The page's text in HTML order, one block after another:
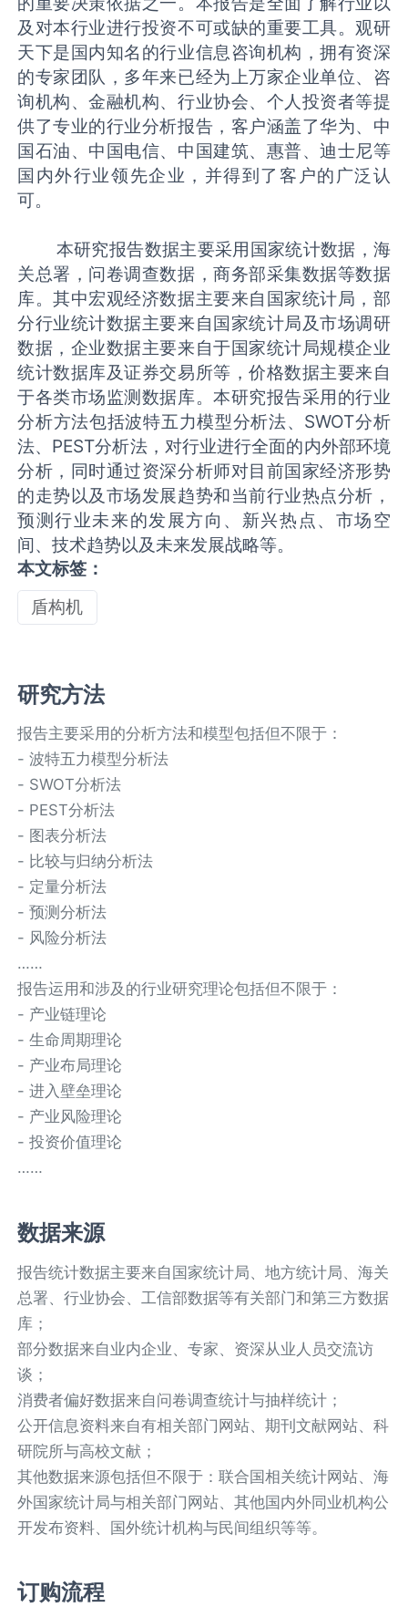
及对本行业进行投资不可或缺的重要工具。观研
天下是国内知名的行业信息咨询机构，拥有资深
的专家团队，多年来已经为上万家企业单位、咨
询机构、金融机构、行业协会、个人投资者等提
供了专业的行业分析报告，客户涵盖了华为、中
国石油、中国电信、中国建筑、惠普、迪士尼等
国内外行业领先企业，并得到了客户的广泛认
可。
本研究报告数据主要采用国家统计数据，海
关总署，问卷调查数据，商务部采集数据等数据
库。其中宏观经济数据主要来自国家统计局，部
分行业统计数据主要来自国家统计局及市场调研
数据，企业数据主要来自于国家统计局规模企业
统计数据库及证券交易所等，价格数据主要来自
于各类市场监测数据库。本研究报告采用的行业
分析方法包括波特五力模型分析法、SWOT分析
法、PEST分析法，对行业进行全面的内外部环境
分析，同时通过资深分析师对目前国家经济形势
的走势以及市场发展趋势和当前行业热点分析，
预测行业未来的发展方向、新兴热点、市场空
间、技术趋势以及未来发展战略等。
本文标签：
盾构机
研究方法
报告主要采用的分析方法和模型包括但不限于：
- 波特五力模型分析法
- SWOT分析法
- PEST分析法
- 图表分析法
- 比较与归纳分析法
- 定量分析法
- 预测分析法
- 风险分析法
……
报告运用和涉及的行业研究理论包括但不限于：
- 产业链理论
- 生命周期理论
- 产业布局理论
- 进入壁垒理论
- 产业风险理论
- 投资价值理论
……
数据来源
报告统计数据主要来自国家统计局、地方统计局、海关
总署、行业协会、工信部数据等有关部门和第三方数据
库；
部分数据来自业内企业、专家、资深从业人员交流访
谈；
消费者偏好数据来自问卷调查统计与抽样统计；
公开信息资料来自有相关部门网站、期刊文献网站、科
研院所与高校文献；
其他数据来源包括但不限于：联合国相关统计网站、海
外国家统计局与相关部门网站、其他国内外同业机构公
开发布资料、国外统计机构与民间组织等等。
订购流程